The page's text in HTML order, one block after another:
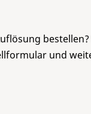
und